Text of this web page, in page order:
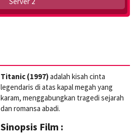
Titanic (1997)adalah kisah cinta
legendaris di atas kapal megah yang
karam, menggabungkan tragedi sejarah
dan romansa abadi.
Sinopsis Film :